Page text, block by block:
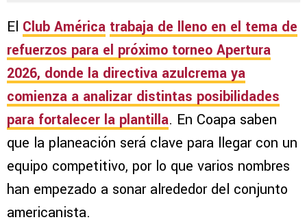
El Club América trabaja de lleno en el tema de
refuerzos para el próximo torneo Apertura
2026, donde la directiva azulcrema ya
comienza a analizar distintas posibilidades
para fortalecer la plantilla. En Coapa saben
que la planeación será clave para llegar con un
equipo competitivo, por lo que varios nombres
han empezado a sonar alrededor del conjunto
americanista.